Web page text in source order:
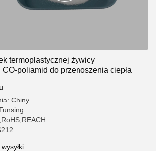
termoplastycznej żywicy
poliamid do przenoszenia ciepła
Chiny